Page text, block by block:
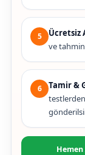
5 Ücretsiz
ve
6 Tamir &